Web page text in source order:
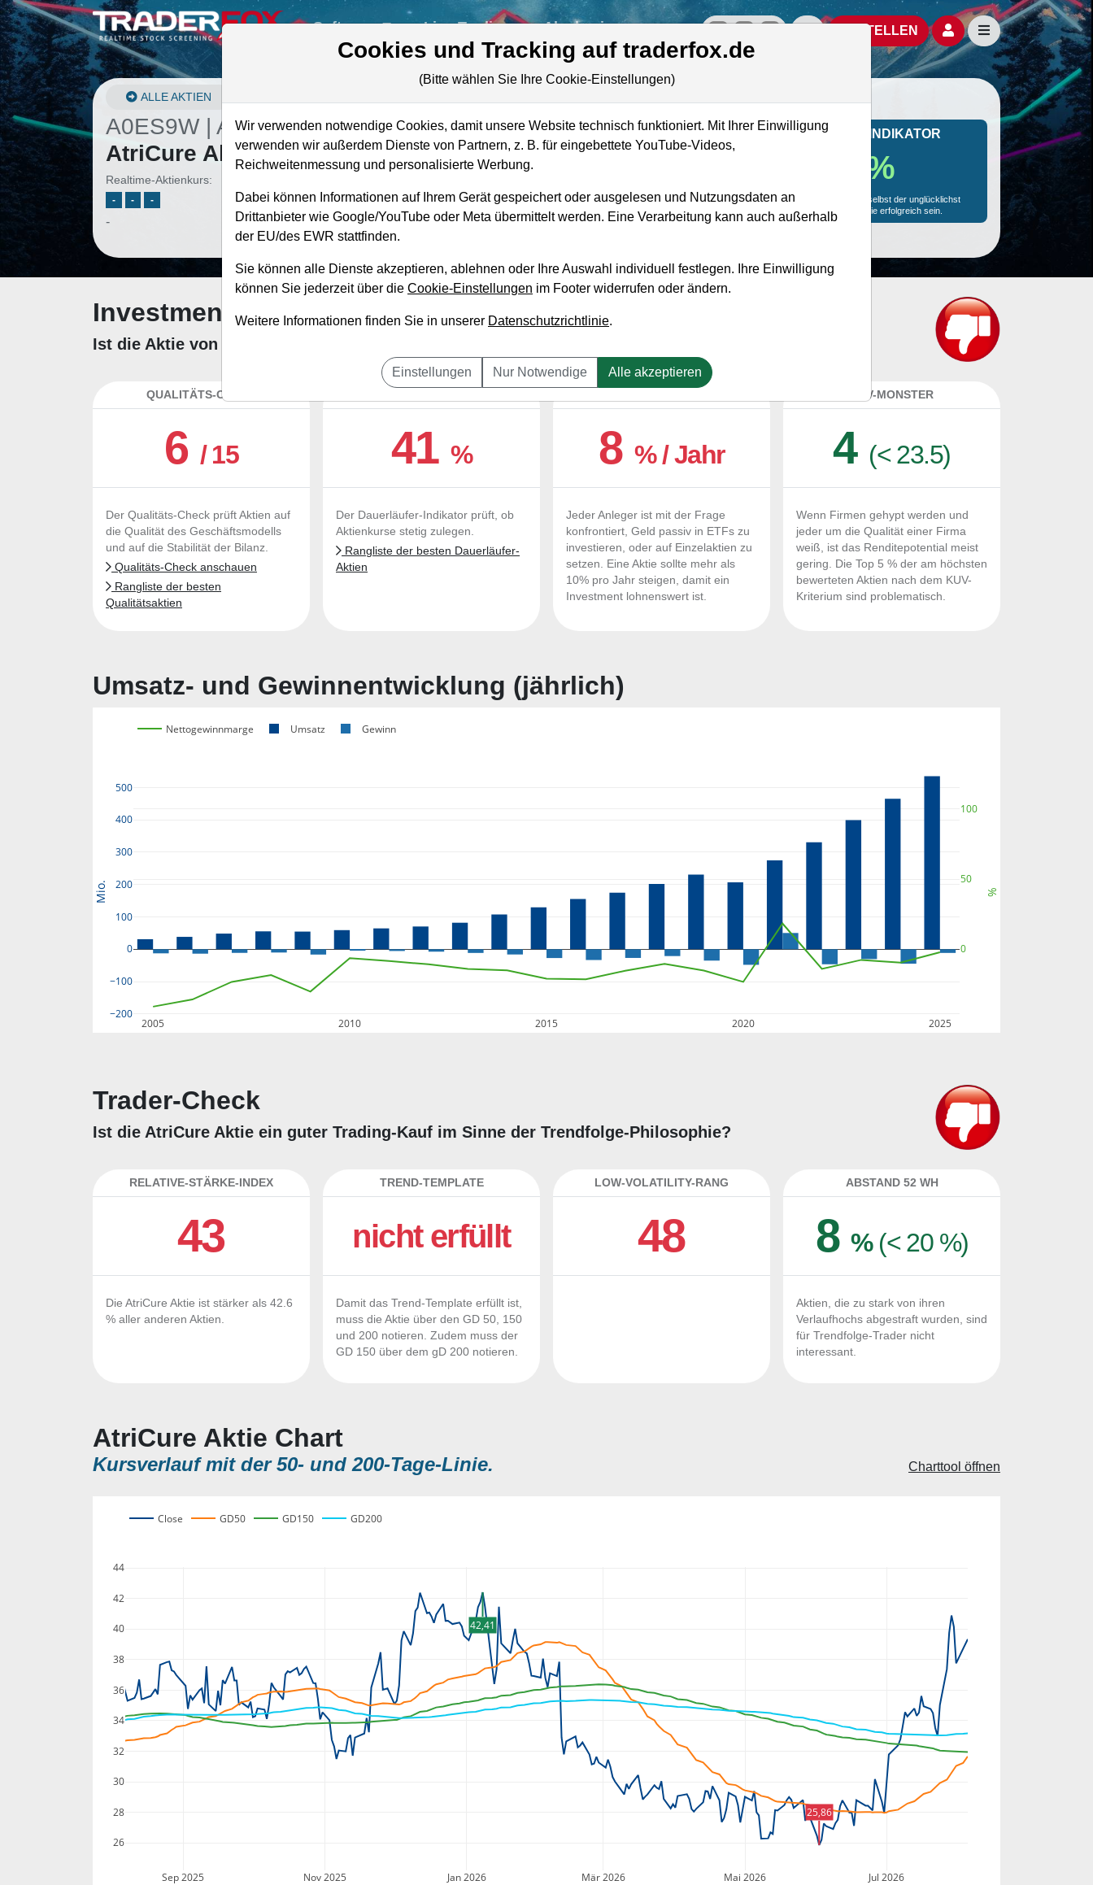
Software Live-Trading Akademie offizielle Social Media-AccountsAktien- und Artikelsuche öffnen
BESTELLEN Seitennavigation
ALLE AKTIEN
A0ES9W | ATRC–
AtriCure Aktie
Realtime-Aktienkurs:
- - -
-
Marktkapitalisierung 2,01 Mrd. USD
Unternehmenswert
Umsatz 534,53 Mio. USD
MONKEY-TRADER INDIKATOR
33.3 %
Mit 33.3 % Wahrscheinlichkeit wird selbst der unglücklichst
agierende Trader mit dieser Aktie erfolgreich sein.
Investment-Check: Kaufempfehlung?
Ist die Aktie von AtriCure zum Kaufen und Liegenlassen geeignet?
QUALITÄTS-CHECK
6 / 15
Der Qualitäts-Check prüft Aktien auf
die Qualität des Geschäftsmodells
und auf die Stabilität der Bilanz.
Qualitäts-Check anschauen
Rangliste der besten
Qualitätsaktien
41 %
Der Dauerläufer-Indikator prüft, ob
Aktienkurse stetig zulegen.
Rangliste der besten Dauerläufer-
Aktien
8% / Jahr
Jeder Anleger ist mit der Frage
konfrontiert, Geld passiv in ETFs zu
investieren, oder auf Einzelaktien zu
setzen. Eine Aktie sollte mehr als
10% pro Jahr steigen, damit ein
Investment lohnenswert ist.
KUV-MONSTER
4 (< 23.5)
Wenn Firmen gehypt werden und
jeder um die Qualität einer Firma
weiß, ist das Renditepotential meist
gering. Die Top 5 % der am höchsten
bewerteten Aktien nach dem KUV-
Kriterium sind problematisch.
Umsatz- und Gewinnentwicklung (jährlich)
2005 2010 2015 2020 2025
−200
−100
0
100
200
300
400
500
0
50
100
Nettogewinnmarge Umsatz Gewinn
Mio. %
Trader-Check
Ist die AtriCure Aktie ein guter Trading-Kauf im Sinne der Trendfolge-Philosophie?
RELATIVE-STÄRKE-INDEX
43
Die AtriCure Aktie ist stärker als 42.6
% aller anderen Aktien.
TREND-TEMPLATE
nicht erfüllt
Damit das Trend-Template erfüllt ist,
muss die Aktie über den GD 50, 150
und 200 notieren. Zudem muss der
GD 150 über dem gD 200 notieren.
LOW-VOLATILITY-RANG
48
ABSTAND 52 WH
8% (< 20 %)
Aktien, die zu stark von ihren
Verlaufhochs abgestraft wurden, sind
für Trendfolge-Trader nicht
interessant.
AtriCure Aktie Chart
Kursverlauf mit der 50- und 200-Tage-Linie. Charttool öffnen
Sep 2025 Nov 2025 Jan 2026 Mär 2026 Mai 2026 Jul 2026
26
28
30
32
34
36
38
40
42
44
Close GD50 GD150 GD200
42,41
25,86
Cookies und Tracking auf traderfox.de
(Bitte wählen Sie Ihre Cookie-Einstellungen)
Wir verwenden notwendige Cookies, damit unsere Website technisch funktioniert. Mit Ihrer Einwilligung
verwenden wir außerdem Dienste von Partnern, z. B. für eingebettete YouTube-Videos,
Reichweitenmessung und personalisierte Werbung.
Dabei können Informationen auf Ihrem Gerät gespeichert oder ausgelesen und Nutzungsdaten an
Drittanbieter wie Google/YouTube oder Meta übermittelt werden. Eine Verarbeitung kann auch außerhalb
der EU/des EWR stattfinden.
Sie können alle Dienste akzeptieren, ablehnen oder Ihre Auswahl individuell festlegen. Ihre Einwilligung
können Sie jederzeit über die Cookie-Einstellungen im Footer widerrufen oder ändern.
Weitere Informationen finden Sie in unserer Datenschutzrichtlinie.
Einstellungen Nur Notwendige Alle akzeptieren